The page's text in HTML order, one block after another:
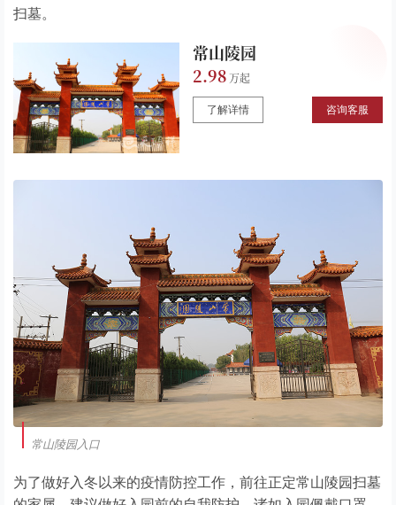
扫墓。
常山陵园
2.98
了解详情 咨询客服
常山陵园入口
为了做好入冬以来的疫情防控工作，前往正定常山陵园扫墓